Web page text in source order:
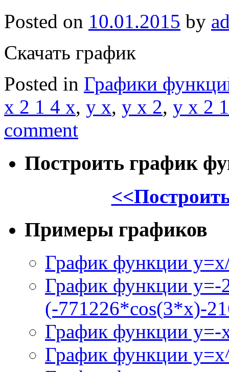
Posted on 10.01.2015 by
Скачать график
Posted in Графики
x 2 1 4 x, y x, y x 2, y x 2 1
comment
Построить график
Примеры графиков
График функции
График функции y=-
(-771226*cos(3*x)-
График функции
График функции